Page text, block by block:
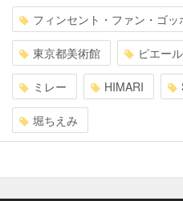
フィンセント・ファン・ゴッ
東京都美術館 ピエー
ミレー HIMARI
堀ちえみ